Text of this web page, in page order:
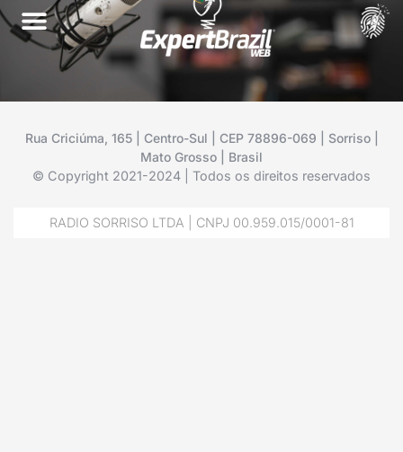
Rua Criciúma, 165 | Centro-Sul | CEP 78896-069 | Sorriso |
Mato Grosso | Brasil
© Copyright 2021-2024 | Todos os direitos reservados
RADIO SORRISO LTDA | CNPJ 00.959.015/0001-81